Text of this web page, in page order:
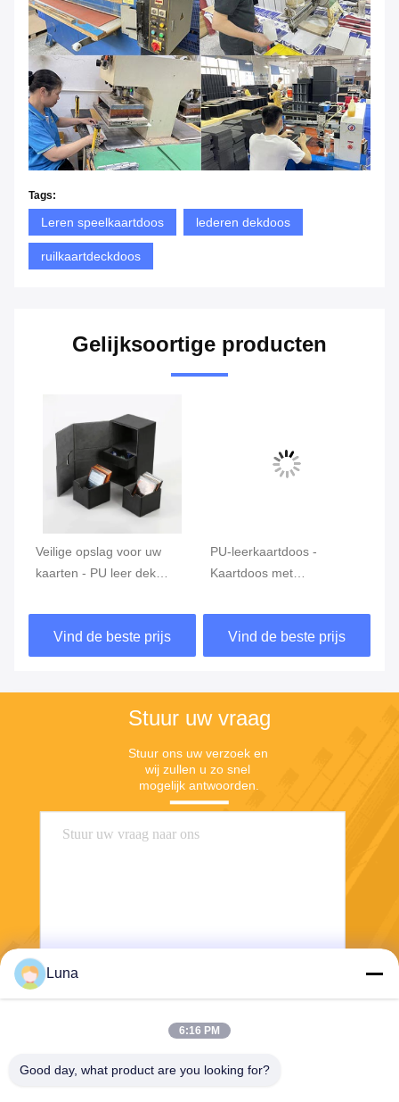
Tags:
Leren speelkaartdoos lederen dekdoos
ruilkaartdeckdoos
Gelijksoortige producten
Veilige opslag voor uw
kaarten - PU leer dek
OEM accepteren
Vind de beste prijs
PU-leerkaartdoos -
Kaartdoos met
Vind de beste prijs
Stuur uw vraag
Stuur ons uw verzoek en
wij zullen u zo snel
mogelijk antwoorden.
Luna
6:16 PM
Good day, what product are you looking for?